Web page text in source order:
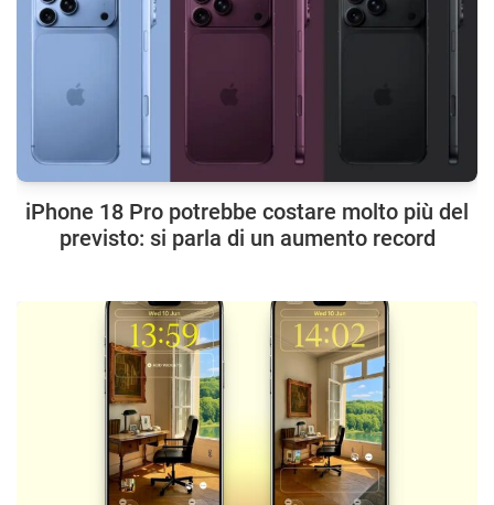
iPhone 18 Pro potrebbe costare molto più del
previsto: si parla di un aumento record